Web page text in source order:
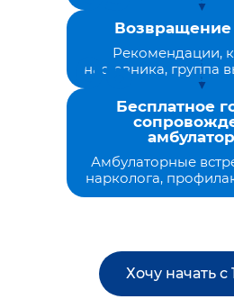
Рекомендации,
наставника, группа
Бесплатное
Амбулаторные
нарколога,
Хочу начать с